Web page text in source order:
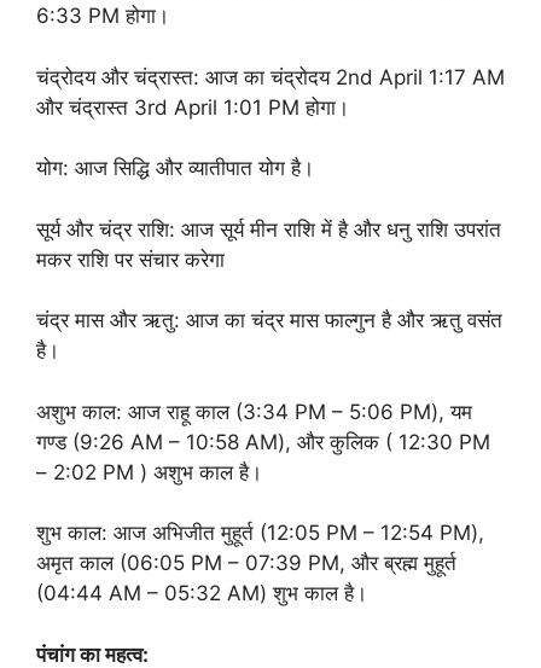
6:33 PM होगा।
चंद्रोदय और चंद्रास्त: आज का चंद्रोदय 2nd April 1:17 AM
और चंद्रास्त 3rd April 1:01 PM होगा।
योग: आज सिद्धि और व्यातीपात योग है।
सूर्य और चंद्र राशि: आज सूर्य मीन राशि में है और धनु राशि उपरांत
मकर राशि पर संचार करेगा
चंद्र मास और ऋतु: आज का चंद्र मास फाल्गुन है और ऋतु वसंत
है।
अशुभ काल: आज राहू काल (3:34 PM – 5:06 PM), यम
गण्ड (9:26 AM – 10:58 AM), और कुलिक ( 12:30 PM
– 2:02 PM ) अशुभ काल है।
शुभ काल: आज अभिजीत मुहूर्त (12:05 PM – 12:54 PM),
अमृत काल (06:05 PM – 07:39 PM, और ब्रह्म मुहूर्त
(04:44 AM – 05:32 AM) शुभ काल है।
पंचांग का महत्व: